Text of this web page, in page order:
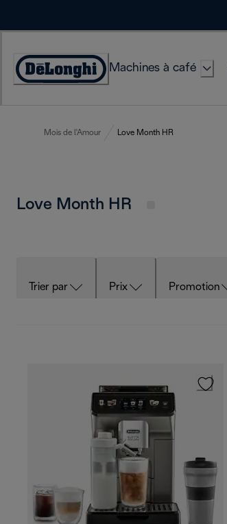
Déclaration
Machines à café
Mois de l'Amour Love Month HR
Love Month HR
Trier par Prix Promotion